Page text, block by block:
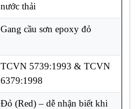
nước thải
Gang cầu sơn epoxy đỏ
TCVN 5739:1993 & TCVN
6379:1998
Đỏ (Red) – dễ nhận biết khi